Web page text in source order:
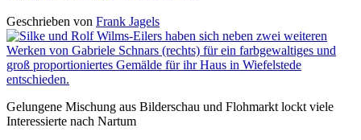
Geschrieben von Frank Jagels
Gelungene Mischung aus Bilderschau und Flohmarkt lockt viele
Interessierte nach Nartum